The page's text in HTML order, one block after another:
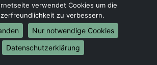
an der Ruhr nach Griechenland
an der Ruhr nach Italien
an der Ruhr nach Liechtenstein
an der Ruhr nach Luxemburg
verwendet Cookies um die
zu verbessern.
Nur notwendige Cookies
Datenschutzerklärung